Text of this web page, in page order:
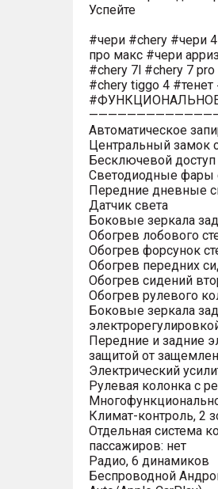
Успейте
#чери #chery #чери
про макс #чери
#chery 7l #chery 7
#chery tiggo 4
Автоматическое
Центральный замок
Бесключевой
Светодиодные фары
Передние дневные
Датчик света
Боковые зеркала
Обогрев лобового
Обогрев форсунок
Обогрев передних
Обогрев сидений
Обогрев рулевого
Боковые зеркала
Передние и задние
защитой от
Электрический
Рулевая колонка с
Климат-контроль, 2
Отдельная система
пассажиров: нет
Радио, 6 динамиков
Беспроводной